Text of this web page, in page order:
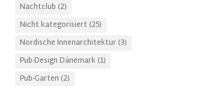
Nachtclub (2)
Nicht kategorisiert (25)
Nordische Innenarchitektur(3)
Pub-Design Dänemark (1)
Pub-Garten (2)